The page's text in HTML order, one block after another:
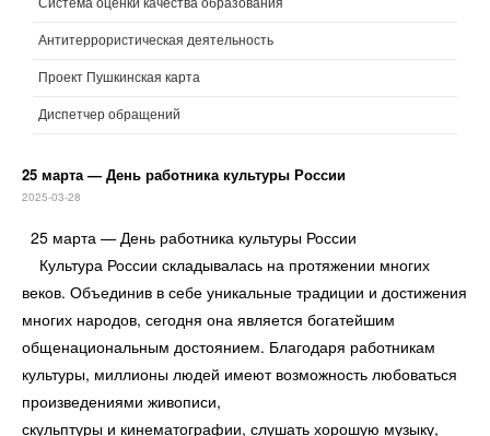
Система оценки качества образования
Антитеррористическая деятельность
Проект Пушкинская карта
Диспетчер обращений
25 марта — День работника культуры России
2025-03-28
25 марта — День работника культуры России
Культура России складывалась на протяжении многих
веков. Объединив в себе уникальные традиции и достижения
многих народов, сегодня она является богатейшим
общенациональным достоянием. Благодаря работникам
культуры, миллионы людей имеют возможность любоваться
произведениями живописи,
скульптуры и кинематографии, слушать хорошую музыку,